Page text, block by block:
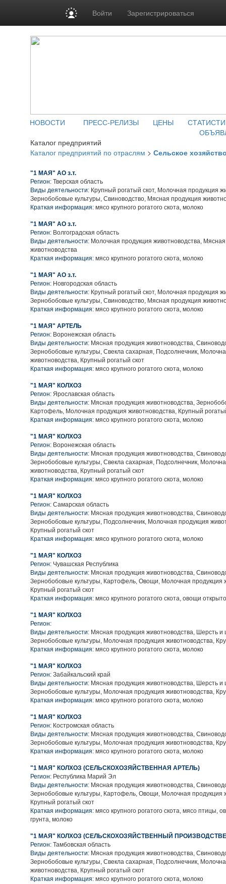
Войти Зарегистрироваться
НОВОСТИ ПРЕСС-РЕЛИЗЫ ЦЕНЫ
Каталог предприятий
Каталог предприятий по отраслям > Сельское
"1 МАЯ" АО з.т.
Регион: Тверская область
Виды деятельности: Крупный рогатый скот, Молочная продукция
Зернобобовые культуры, Свиноводство, Мясная продукция
Краткая информация: мясо крупного рогатого скота, молоко
"1 МАЯ" АО з.т.
Регион: Волгоградская область
Виды деятельности: Молочная продукция животноводства,
животноводства
Краткая информация: мясо крупного рогатого скота, молоко
"1 МАЯ" АО з.т.
Регион: Новгородская область
Виды деятельности: Крупный рогатый скот, Молочная продукция
Зернобобовые культуры, Свиноводство, Мясная продукция
Краткая информация: мясо крупного рогатого скота, молоко
"1 МАЯ" АРТЕЛЬ
Регион: Воронежская область
Виды деятельности: Мясная продукция животноводства,
Зернобобовые культуры, Свекла сахарная, Подсолнечник,
животноводства, Крупный рогатый скот
Краткая информация: мясо крупного рогатого скота, молоко
"1 МАЯ" КОЛХОЗ
Регион: Ярославская область
Виды деятельности: Мясная продукция животноводства,
Картофель, Молочная продукция животноводства, Крупный
Краткая информация: мясо крупного рогатого скота, молоко
"1 МАЯ" КОЛХОЗ
Регион: Воронежская область
Виды деятельности: Мясная продукция животноводства,
Зернобобовые культуры, Свекла сахарная, Подсолнечник,
животноводства, Крупный рогатый скот
Краткая информация: мясо крупного рогатого скота, молоко
"1 МАЯ" КОЛХОЗ
Регион: Самарская область
Виды деятельности: Мясная продукция животноводства,
Зернобобовые культуры, Подсолнечник, Молочная продукция
Крупный рогатый скот
Краткая информация: мясо крупного рогатого скота, молоко
"1 МАЯ" КОЛХОЗ
Регион: Чувашская Республика
Виды деятельности: Мясная продукция животноводства,
Зернобобовые культуры, Картофель, Овощи, Молочная продукция
Крупный рогатый скот
Краткая информация: мясо крупного рогатого скота, овощи
"1 МАЯ" КОЛХОЗ
Регион:
Виды деятельности: Мясная продукция животноводства, Шерсть и
Зернобобовые культуры, Молочная продукция животноводства,
Краткая информация: мясо крупного рогатого скота, молоко
"1 МАЯ" КОЛХОЗ
Регион: Забайкальский край
Виды деятельности: Мясная продукция животноводства, Шерсть и
Зернобобовые культуры, Молочная продукция животноводства,
Краткая информация: мясо крупного рогатого скота, молоко
"1 МАЯ" КОЛХОЗ
Регион: Костромская область
Виды деятельности: Мясная продукция животноводства,
Зернобобовые культуры, Молочная продукция животноводства,
Краткая информация: мясо крупного рогатого скота, молоко
"1 МАЯ" КОЛХОЗ (СЕЛЬСКОХОЗЯЙСТВЕННАЯ АРТЕЛЬ)
Регион: Республика Марий Эл
Виды деятельности: Мясная продукция животноводства,
Зернобобовые культуры, Картофель, Овощи, Молочная продукция
Крупный рогатый скот
Краткая информация: мясо крупного рогатого скота, мясо птицы,
грунта, молоко
"1 МАЯ" КОЛХОЗ (СЕЛЬСКОХОЗЯЙСТВЕННЫЙ
Регион: Тамбовская область
Виды деятельности: Мясная продукция животноводства,
Зернобобовые культуры, Свекла сахарная, Подсолнечник,
животноводства, Крупный рогатый скот
Краткая информация: мясо крупного рогатого скота, молоко